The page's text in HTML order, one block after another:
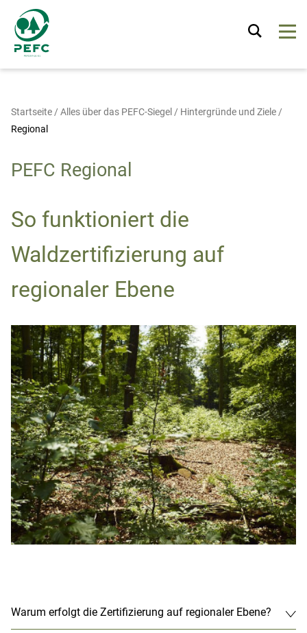
Startseite / Alles über das PEFC-Siegel / Hintergründe und Ziele /
Regional
PEFC Regional
So funktioniert die
Waldzertifizierung auf
regionaler Ebene
Warum erfolgt die Zertifizierung auf regionaler Ebene?